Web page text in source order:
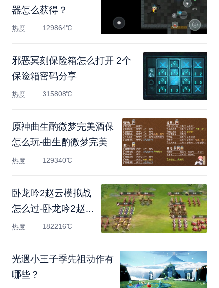
器怎么获得？
热度 129864℃
邪恶冥刻保险箱怎么打开 2个
保险箱密码分享
热度 315808℃
原神曲生酌微梦完美酒保
怎么玩-曲生酌微梦完美
热度 129340℃
卧龙吟2赵云模拟战
怎么过-卧龙吟2赵云
模拟战通
热度 182216℃
光遇小王子季先祖动作有
哪些？